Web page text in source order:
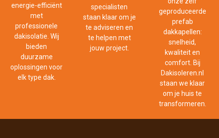
energie-efficiënt
met
professionele
dakisolatie. Wij
bieden
duurzame
oplossingen voor
elk type dak.
specialisten
staan klaar om je
te adviseren en
te helpen met
jouw project.
geproduceerde
prefab
dakkapellen:
snelheid,
kwaliteit en
comfort. Bij
Dakisoleren.nl
staan we klaar
om je huis te
transformeren.